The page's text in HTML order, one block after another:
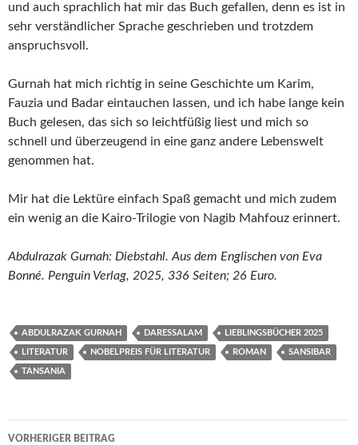
und auch sprachlich hat mir das Buch gefallen, denn es ist in
sehr verständlicher Sprache geschrieben und trotzdem
anspruchsvoll.
Gurnah hat mich richtig in seine Geschichte um Karim,
Fauzia und Badar eintauchen lassen, und ich habe lange kein
Buch gelesen, das sich so leichtfüßig liest und mich so
schnell und überzeugend in eine ganz andere Lebenswelt
genommen hat.
Mir hat die Lektüre einfach Spaß gemacht und mich zudem
ein wenig an die Kairo-Trilogie von Nagib Mahfouz erinnert.
Abdulrazak Gurnah: Diebstahl. Aus dem Englischen von Eva
Bonné. Penguin Verlag, 2025, 336 Seiten; 26 Euro.
ABDULRAZAK GURNAH DARESSALAM LIEBLINGSBÜCHER 2025
LITERATUR NOBELPREIS FÜR LITERATUR ROMAN SANSIBAR
TANSANIA
Beitragsnavigation
VORHERIGER BEITRAG